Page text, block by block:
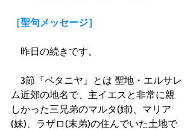
［聖句メッセージ］
昨日の続きです。
3節『ベタニヤ』とは 聖地・エルサレ
ム近郊の地名で、主イエスと非常に親
しかった三兄弟のマルタ(姉)、マリア
(妹)、ラザロ(末弟)の住んでいた土地で